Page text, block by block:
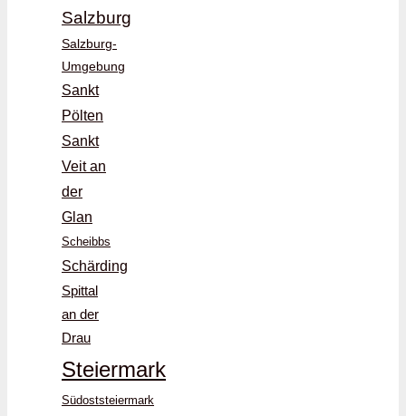
Salzburg
Salzburg-
Umgebung
Sankt
Pölten
Sankt
Veit an
der
Glan
Scheibbs
Schärding
Spittal
an der
Drau
Steiermark
Südoststeiermark